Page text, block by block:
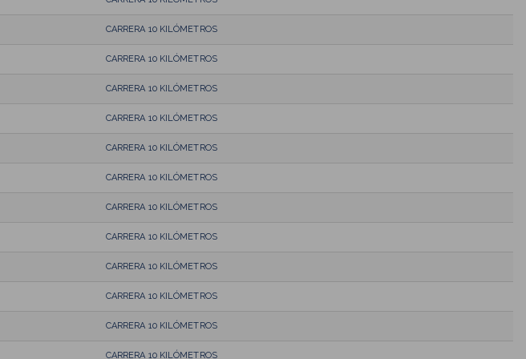
CARRERA 10 KILÓMETROS
CARRERA 10 KILÓMETROS
CARRERA 10 KILÓMETROS
CARRERA 10 KILÓMETROS
CARRERA 10 KILÓMETROS
CARRERA 10 KILÓMETROS
CARRERA 10 KILÓMETROS
CARRERA 10 KILÓMETROS
CARRERA 10 KILÓMETROS
CARRERA 10 KILÓMETROS
CARRERA 10 KILÓMETROS
CARRERA 10 KILÓMETROS